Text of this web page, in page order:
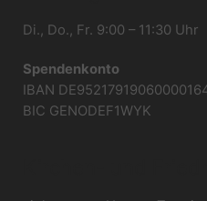
Di., Do., Fr. 9:00 – 11:30 Uhr
Spendenkonto
IBAN
BIC GENODEF1WYK